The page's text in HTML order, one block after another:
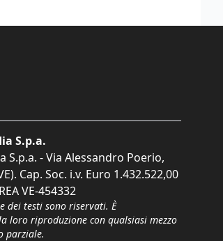
S.p.a.
S.p.a. - Via Alessandro Poerio,
Cap. Soc. i.v. Euro 1.432.522,00
VE-454332
dei testi sono riservati. È
loro riproduzione con qualsiasi mezzo
parziale.